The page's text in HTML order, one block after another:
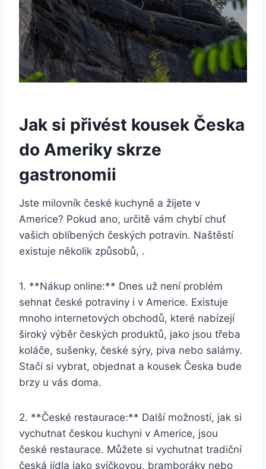
Jak si přivést kousek Česka
do Ameriky skrze
gastronomii
Jste milovník české kuchyně a žijete v
Americe? Pokud ano, určitě vám chybí chuť
vašich oblíbených českých potravin. Naštěstí
existuje několik způsobů, .
1. **Nákup online:** Dnes už není problém
sehnat české potraviny i v Americe. Existuje
mnoho internetových obchodů, které nabízejí
široký výběr českých produktů, jako jsou třeba
koláče, sušenky, české sýry, piva nebo salámy.
Stačí si vybrat, objednat a kousek Česka bude
brzy u vás doma.
2. **České restaurace:** Další možností, jak si
vychutnat českou kuchyni v Americe, jsou
české restaurace. Můžete si vychutnat tradiční
česká jídla jako svíčkovou, bramboráky nebo